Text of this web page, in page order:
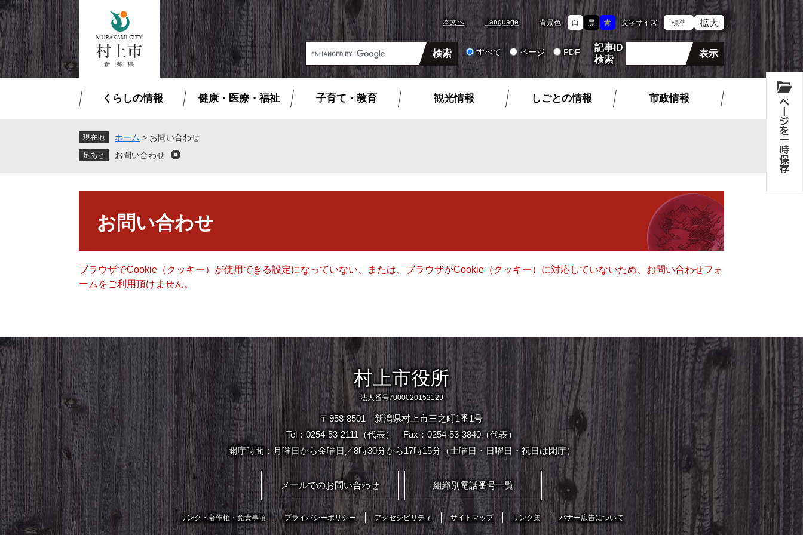
ペ
ー
ジ
の
先
頭
メ
ニ
ュ
ー
を
飛
本文へ Language 背景色 白 黒 青 文字サイズ 標準 拡大
G
o
o
検
すべて ページ PDF
記事ID
検索
くらしの情報 健康・医療・福祉 子育て・教育 観光情報 しごとの情報 市政情報
現在地 ホーム > お問い合わせ
お問い合わせ
閉
お問い合わせ
ブラウザでCookie（クッキー）が使用できる設定になっていない、または、ブラウザがCookie（クッキー）に対応していないため、お問い合わせフォ
ームをご利用頂けません。
村上市役所
法人番号7000020152129
〒958-8501 新潟県村上市三之町1番1号
Tel：0254-53-2111（代表）
Fax：0254-53-3840（代表）
開庁時間：月曜日から金曜日／8時30分から17時15分（土曜日・日曜日・祝日は閉庁）
メールでのお問い合わせ 組織別電話番号一覧
リンク・著作権・免責事項 プライバシーポリシー アクセシビリティ サイトマップ リンク集 バナー広告について